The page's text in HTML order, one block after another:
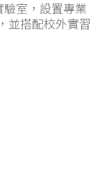
室，設置專業
並搭配校外實習